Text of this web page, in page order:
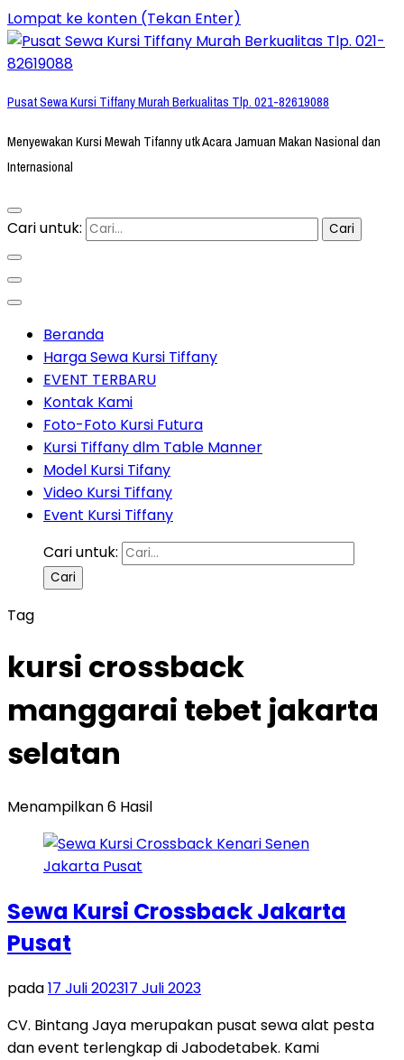
Lompat ke konten (Tekan Enter)
Pusat Sewa Kursi Tiffany Murah Berkualitas Tlp. 021-82619088
Menyewakan Kursi Mewah Tifanny utk Acara Jamuan Makan Nasional dan
Internasional
Cari untuk:
Beranda
Harga Sewa Kursi Tiffany
EVENT TERBARU
Kontak Kami
Foto-Foto Kursi Futura
Kursi Tiffany dlm Table Manner
Model Kursi Tifany
Video Kursi Tiffany
Event Kursi Tiffany
Cari untuk:
Tag
kursi crossback
manggarai tebet jakarta
selatan
Menampilkan 6 Hasil
Sewa Kursi Crossback Jakarta
Pusat
pada17 Juli 202317 Juli 2023
CV. Bintang Jaya merupakan pusat sewa alat pesta
dan event terlengkap di Jabodetabek. Kami